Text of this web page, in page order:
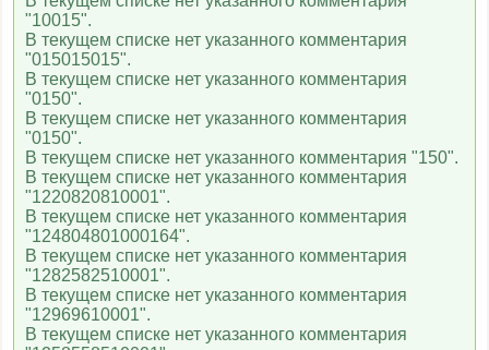
"10015".
В текущем списке нет указанного комментария
"015015015".
В текущем списке нет указанного комментария
"0150".
В текущем списке нет указанного комментария
"0150".
В текущем списке нет указанного комментария "150".
В текущем списке нет указанного комментария
"1220820810001".
В текущем списке нет указанного комментария
"124804801000164".
В текущем списке нет указанного комментария
"1282582510001".
В текущем списке нет указанного комментария
"12969610001".
В текущем списке нет указанного комментария